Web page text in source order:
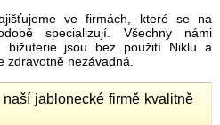
ve firmách, které se na
specializují. Všechny námi
bižuterie jsou bez použití Niklu a
zdravotně nezávadná.
jablonecké firmě kvalitně